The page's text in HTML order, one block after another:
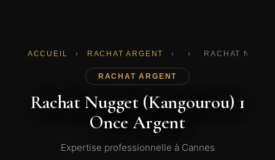
ACCUEIL › RACHAT ARGENT › › RACHAT
RACHAT ARGENT
Rachat Nugget (Kangourou) 1
Once Argent
Expertise professionnelle à Cannes